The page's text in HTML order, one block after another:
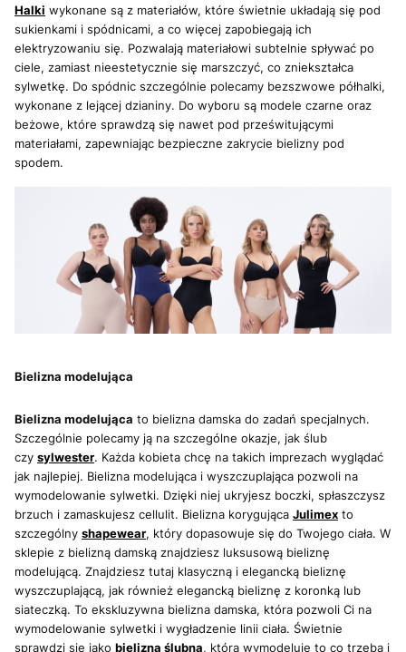
Halki wykonane są z materiałów, które świetnie układają się pod
sukienkami i spódnicami, a co więcej zapobiegają ich
elektryzowaniu się. Pozwalają materiałowi subtelnie spływać po
ciele, zamiast nieestetycznie się marszczyć, co zniekształca
sylwetkę. Do spódnic szczególnie polecamy bezszwowe półhalki,
wykonane z lejącej dzianiny. Do wyboru są modele czarne oraz
beżowe, które sprawdzą się nawet pod prześwitującymi
materiałami, zapewniając bezpieczne zakrycie bielizny pod
spodem.
Bielizna modelująca
Bielizna modelująca to bielizna damska do zadań specjalnych.
Szczególnie polecamy ją na szczególne okazje, jak ślub
czy sylwester. Każda kobieta chcę na takich imprezach wyglądać
jak najlepiej. Bielizna modelująca i wyszczuplająca pozwoli na
wymodelowanie sylwetki. Dzięki niej ukryjesz boczki, spłaszczysz
brzuch i zamaskujesz cellulit. Bielizna korygująca Julimex to
szczególny shapewear, który dopasowuje się do Twojego ciała. W
sklepie z bielizną damską znajdziesz luksusową bieliznę
modelującą. Znajdziesz tutaj klasyczną i elegancką bieliznę
wyszczuplającą, jak również elegancką bieliznę z koronką lub
siateczką. To ekskluzywna bielizna damska, która pozwoli Ci na
wymodelowanie sylwetki i wygładzenie linii ciała. Świetnie
sprawdzi się jako bielizna ślubna, która wymodeluje to co trzeba i